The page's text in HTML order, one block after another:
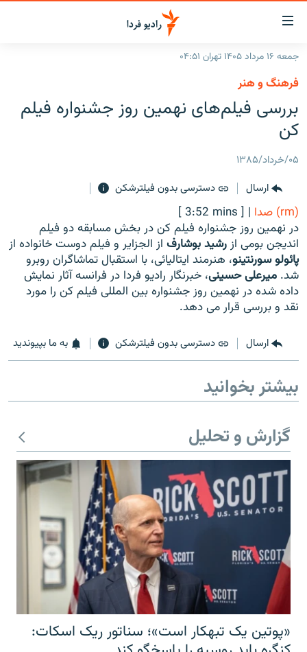
لینک‌های
قابلیت
دسترسی
بازگشت
بازگشت
منوی
اصلی
رفتن
صفحه
جستجو
صفحه اصلی
جهان
برنامه‌های رادیویی
فرکانس‌ها
پادکست
چندرسانه‌ای
گزارش‌های تصویری
گزارش‌های ویدئویی
زنان فردا
English
به ما بپیوندید
زبان‌های دیگر
جمعه ۱۶ مرداد ۱۴۰۵ تهران ۰۴:۵۱
فرهنگ و هنر
بررسی فیلم‌های نهمین روز جشنواره فیلم
کن
۰۵/خرداد/۱۳۸۵
ارسال
دسترسی بدون فیلترشکن
(rm) صدا |
[ 3:52 mins ]
در نهمین روز جشنواره فیلم کن در بخش مسابقه دو فیلم
اندیجن بومی از رشید بوشارف از الجزایر و فیلم دوست خانواده از
پائولو سورنتینو، هنرمند ایتالیائی، با استقبال تماشاگران روبرو
شد. میرعلی حسینی، خبرنگار رادیو فردا در فرانسه آثار نمایش
داده شده در نهمین روز جشنواره بین المللی فیلم کن را مورد
نقد و بررسی قرار می دهد.
ارسال دسترسی بدون فیلترشکن به ما بپیوندید
بیشتر بخوانید
گزارش و تحلیل
«پوتین یک تبهکار است»؛ سناتور ریک اسکات: